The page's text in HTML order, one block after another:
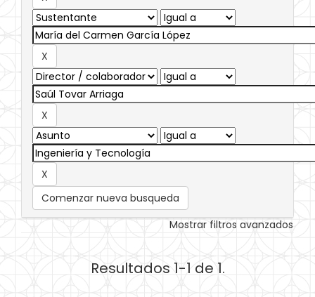
Comenzar nueva busqueda
Mostrar filtros avanzados
Resultados 1-1 de 1.